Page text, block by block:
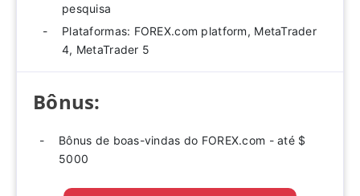
pesquisa
Plataformas: FOREX.com platform, MetaTrader
4, MetaTrader 5
Bônus:
Bônus de boas-vindas do FOREX.com - até $
5000